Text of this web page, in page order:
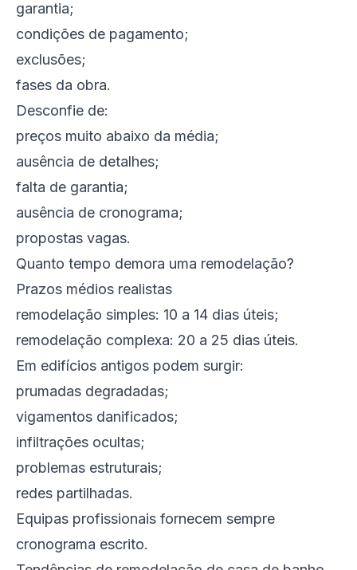
garantia;
condições de pagamento;
exclusões;
fases da obra.
Desconfie de:
preços muito abaixo da média;
ausência de detalhes;
falta de garantia;
ausência de cronograma;
propostas vagas.
Quanto tempo demora uma remodelação?
Prazos médios realistas
remodelação simples: 10 a 14 dias úteis;
remodelação complexa: 20 a 25 dias úteis.
Em edifícios antigos podem surgir:
prumadas degradadas;
vigamentos danificados;
infiltrações ocultas;
problemas estruturais;
redes partilhadas.
Equipas profissionais fornecem sempre
cronograma escrito.